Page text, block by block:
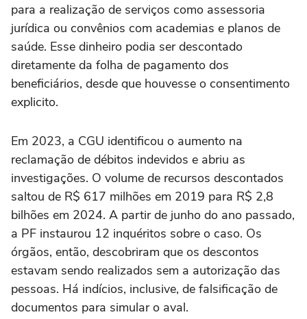
para a realização de serviços como assessoria
jurídica ou convênios com academias e planos de
saúde. Esse dinheiro podia ser descontado
diretamente da folha de pagamento dos
beneficiários, desde que houvesse o consentimento
explicito.
Em 2023, a CGU identificou o aumento na
reclamação de débitos indevidos e abriu as
investigações. O volume de recursos descontados
saltou de R$ 617 milhões em 2019 para R$ 2,8
bilhões em 2024. A partir de junho do ano passado,
a PF instaurou 12 inquéritos sobre o caso. Os
órgãos, então, descobriram que os descontos
estavam sendo realizados sem a autorização das
pessoas. Há indícios, inclusive, de falsificação de
documentos para simular o aval.